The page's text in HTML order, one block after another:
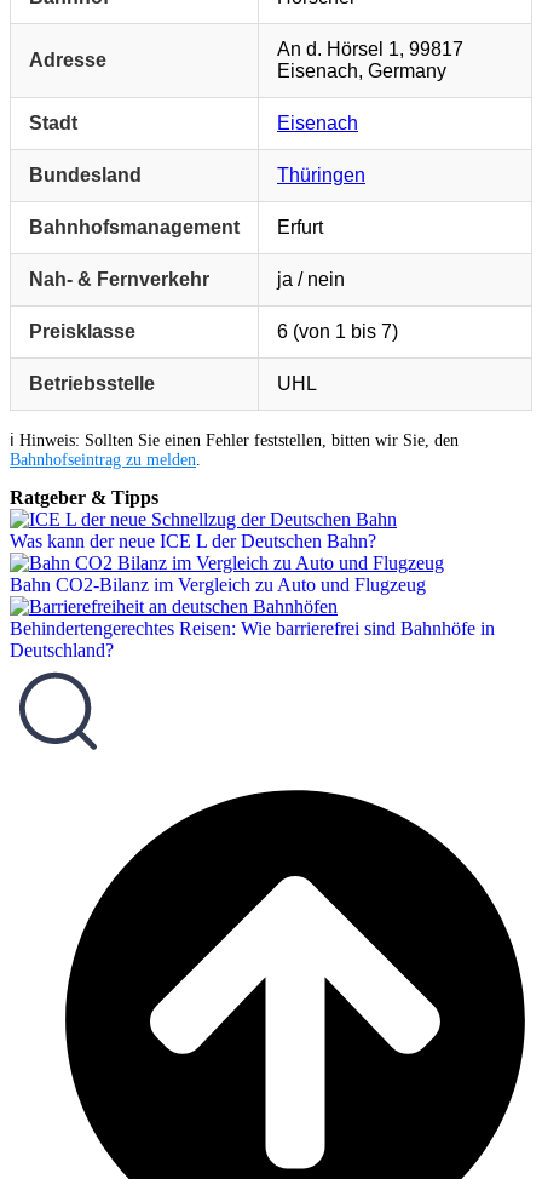
Adresse
An d. Hörsel 1, 99817
Eisenach, Germany
Stadt Eisenach
Bundesland Thüringen
Bahnhofsmanagement Erfurt
Nah- & Fernverkehr ja / nein
Preisklasse 6 (von 1 bis 7)
Betriebsstelle UHL
ℹ️ Hinweis: Sollten Sie einen Fehler feststellen, bitten wir Sie, den
Bahnhofseintrag zu melden
Ratgeber & Tipps
Was kann der neue ICE L der Deutschen Bahn?
Bahn CO2-Bilanz im Vergleich zu Auto und Flugzeug
Behindertengerechtes Reisen: Wie barrierefrei sind Bahnhöfe in
Deutschland?